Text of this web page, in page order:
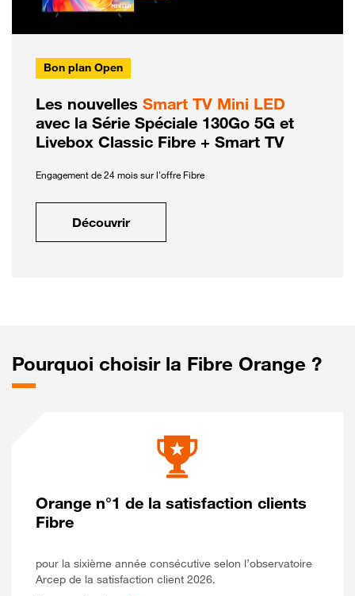
Bon plan Open
Les nouvelles Smart TV Mini LED
avec la Série Spéciale 130Go 5G et
Livebox Classic Fibre + Smart TV
Engagement de 24 mois sur l'offre Fibre
Découvrir
Pourquoi choisir la Fibre Orange ?
Orange n°1 de la satisfaction clients
Fibre
pour la sixième année consécutive selon l’observatoire
Arcep de la satisfaction client 2026.